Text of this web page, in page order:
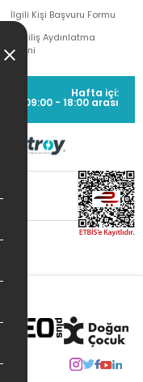
İlgili Kişi Başvuru Formu
Çekiliş Aydınlatma
Metni
Hafta içi:
09:00 - 18:00 arası